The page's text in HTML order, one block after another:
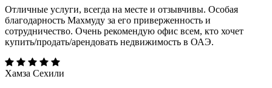
Отличные услуги, всегда на месте и отзывчивы. Особая
благодарность Махмуду за его приверженность и
сотрудничество. Очень рекомендую офис всем, кто хочет
купить/продать/арендовать недвижимость в ОАЭ.
Хамза Сехили